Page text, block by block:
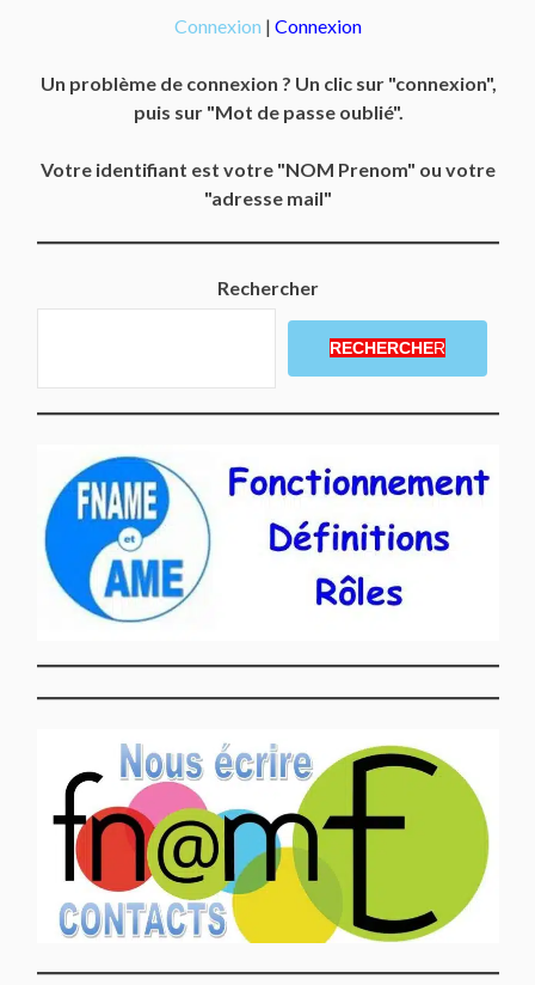
Connexion | Connexion
Un problème de connexion ? Un clic sur "connexion",
puis sur "Mot de passe oublié".
Votre identifiant est votre "NOM Prenom" ou votre
"adresse mail"
Rechercher
RECHERCHER